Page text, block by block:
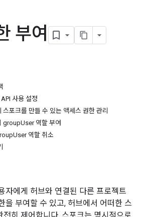
부여
사용 설정
포크를 만들 수 있는 액세스 권한 관리
groupUser 역할 부여
역할 취소
자에게 허브와 연결된 다른 프로젝트
을 부여할 수 있고, 허브에서 어떠한 스